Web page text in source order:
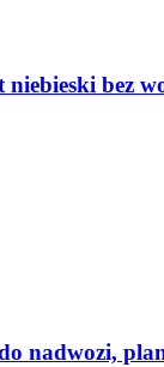
bez
nadwozi,